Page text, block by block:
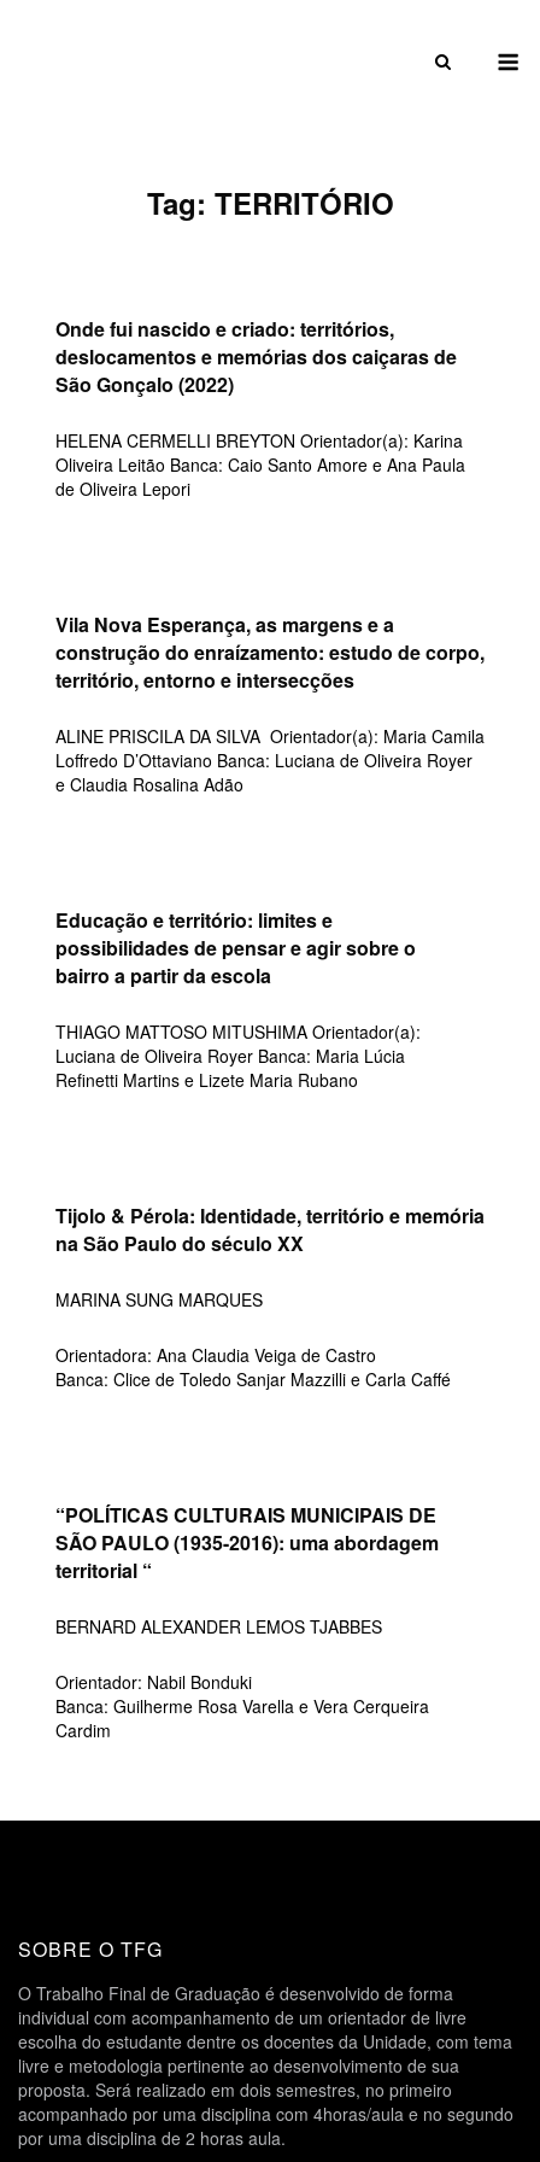
Tag: TERRITÓRIO
Onde fui nascido e criado: territórios,
deslocamentos e memórias dos caiçaras de
São Gonçalo (2022)
HELENA CERMELLI BREYTON Orientador(a): Karina
Oliveira Leitão Banca: Caio Santo Amore e Ana Paula
de Oliveira Lepori
Vila Nova Esperança, as margens e a
construção do enraízamento: estudo de corpo,
território, entorno e intersecções
ALINE PRISCILA DA SILVA Orientador(a): Maria Camila
Loffredo D’Ottaviano Banca: Luciana de Oliveira Royer
e Claudia Rosalina Adão
Educação e território: limites e
possibilidades de pensar e agir sobre o
bairro a partir da escola
THIAGO MATTOSO MITUSHIMA Orientador(a):
Luciana de Oliveira Royer Banca: Maria Lúcia
Refinetti Martins e Lizete Maria Rubano
Tijolo & Pérola: Identidade, território e memória
na São Paulo do século XX
MARINA SUNG MARQUES
Orientadora: Ana Claudia Veiga de Castro
Banca: Clice de Toledo Sanjar Mazzilli e Carla Caffé
“POLÍTICAS CULTURAIS MUNICIPAIS DE
SÃO PAULO (1935-2016): uma abordagem
territorial “
BERNARD ALEXANDER LEMOS TJABBES
Orientador: Nabil Bonduki
Banca: Guilherme Rosa Varella e Vera Cerqueira
Cardim
SOBRE O TFG
O Trabalho Final de Graduação é desenvolvido de forma
individual com acompanhamento de um orientador de livre
escolha do estudante dentre os docentes da Unidade, com tema
livre e metodologia pertinente ao desenvolvimento de sua
proposta. Será realizado em dois semestres, no primeiro
acompanhado por uma disciplina com 4horas/aula e no segundo
por uma disciplina de 2 horas aula.